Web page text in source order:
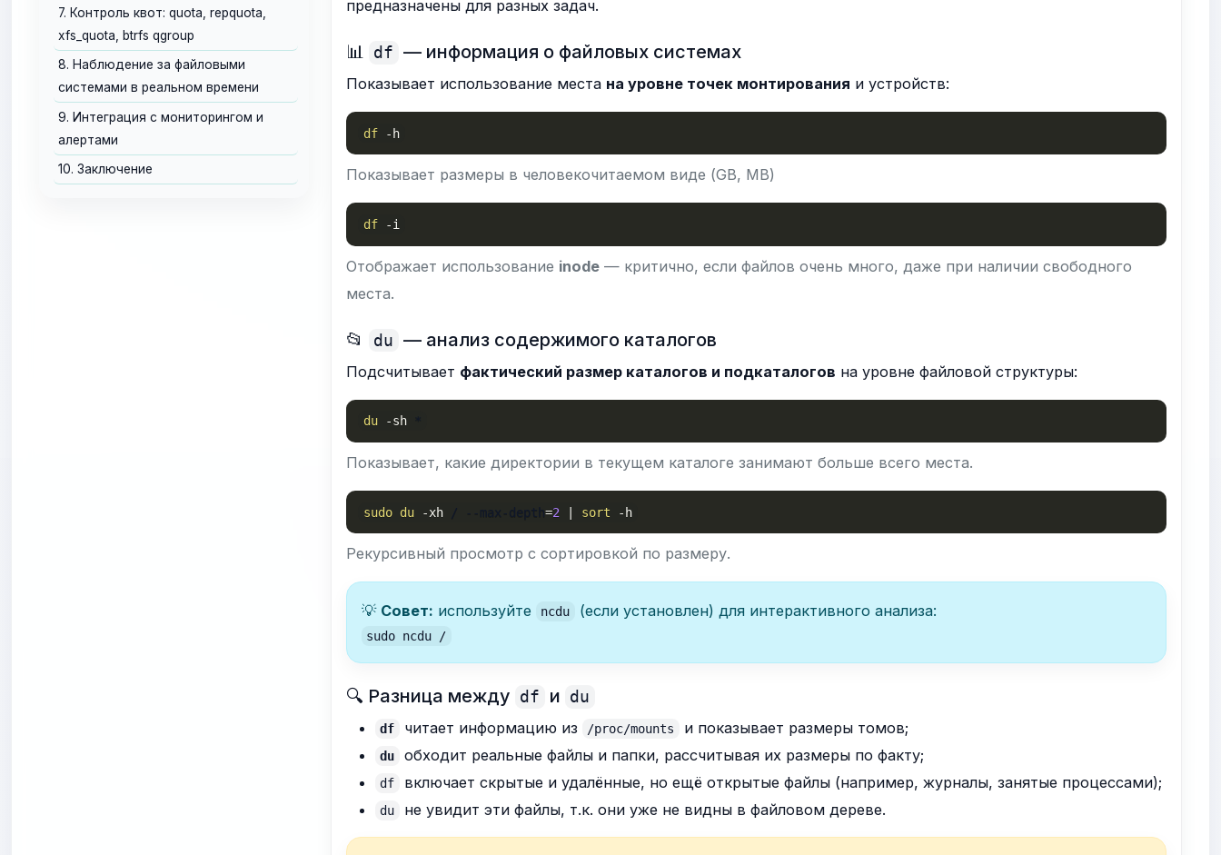
7. Контроль квот: quota, repquota,
xfs_quota, btrfs qgroup
8. Наблюдение за файловыми
системами в реальном времени
9. Интеграция с мониторингом и
алертами
10. Заключение
предназначены для разных задач.
📊 df — информация о файловых системах
Показывает использование места на уровне точек монтирования и устройств:
df -h
Показывает размеры в человекочитаемом виде (GB, MB)
df -i
Отображает использование inode— критично, если файлов очень много, даже при наличии свободного
места.
📂 du — анализ содержимого каталогов
Подсчитывает фактический размер каталогов и подкаталогов на уровне файловой структуры:
du -sh
Показывает, какие директории в текущем каталоге занимают больше всего места.
sudo du -xh / --max-depth=2 sort -h
Рекурсивный просмотр с сортировкой по размеру.
💡 Совет: используйте ncdu (если установлен) для интерактивного анализа:
sudo ncdu /
🔍 Разница между df и du
df читает информацию из /proc/mounts и показывает размеры томов;
du обходит реальные файлы и папки, рассчитывая их размеры по факту;
df включает скрытые и удалённые, но ещё открытые файлы (например, журналы, занятые процессами);
du не увидит эти файлы, т.к. они уже не видны в файловом дереве.